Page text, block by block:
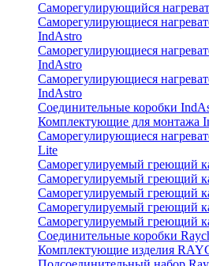
Саморегулирующийся
Саморегулирующиеся
IndAstro
Саморегулирующиеся
IndAstro
Саморегулирующиеся
IndAstro
Соединительные коробки
Комплектующие для монтажа
Саморегулирующиеся
Lite
Саморегулируемый греющий
Саморегулируемый греющий
Саморегулируемый греющий
Саморегулируемый греющий
Саморегулируемый греющий
Соединительные коробки
Комплектующие изделия